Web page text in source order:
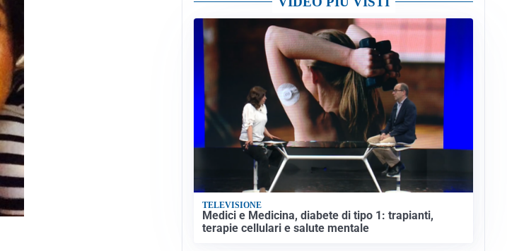
TELEVISIONE
Medici e Medicina, diabete di tipo 1: trapianti,
terapie cellulari e salute mentale